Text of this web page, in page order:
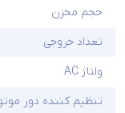
حجم مخزن
تعداد خروجی
ولتاژ AC
تنظیم کننده دور